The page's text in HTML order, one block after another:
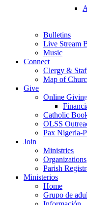
Bulletins
Live Stream
Music
Connect
Clergy &
Map of
Give
Online
Catholic
OLSS
Pax Nigeria-
Join
Ministries
Organizations
Parish
Ministerios
Home
Grupo de